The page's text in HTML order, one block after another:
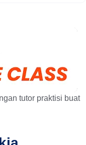
tutor praktisi buat